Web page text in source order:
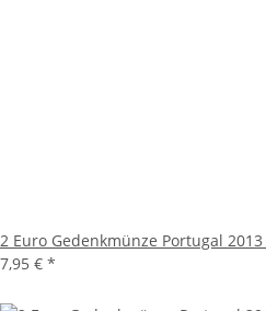
2 Euro Gedenkmünze Portugal
7,95 € *